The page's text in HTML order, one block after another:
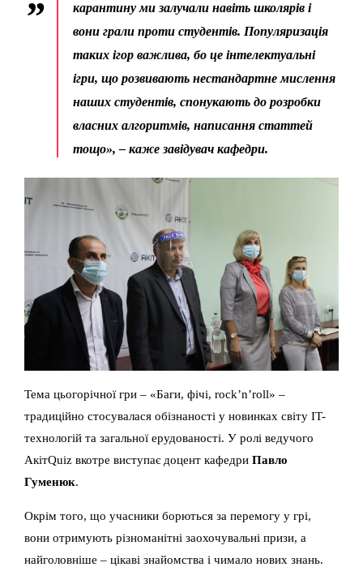
карантину ми залучали навіть школярів і
вони грали проти студентів. Популяризація
таких ігор важлива, бо це інтелектуальні
ігри, що розвивають нестандартне мислення
наших студентів, спонукають до розробки
власних алгоритмів, написання статтей
тощо», – каже завідувач кафедри.
Тема цьогорічної гри – «Баги, фічі, rock’n’roll» –
традиційно стосувалася обізнаності у новинках світу IT-
технологій та загальної ерудованості. У ролі ведучого
АкітQuiz вкотре виступає доцент кафедри Павло
Гуменюк.
Окрім того, що учасники борються за перемогу у грі,
вони отримують різноманітні заохочувальні призи, а
найголовніше – цікаві знайомства і чимало нових знань.